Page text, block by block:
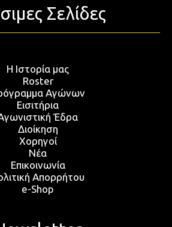
Σελίδες
Η Ιστορία μας
Roster
Αγώνων
Εισιτήρια
Έδρα
Διοίκηση
Χορηγοί
Νέα
Επικοινωνία
Απορρήτου
e-Shop